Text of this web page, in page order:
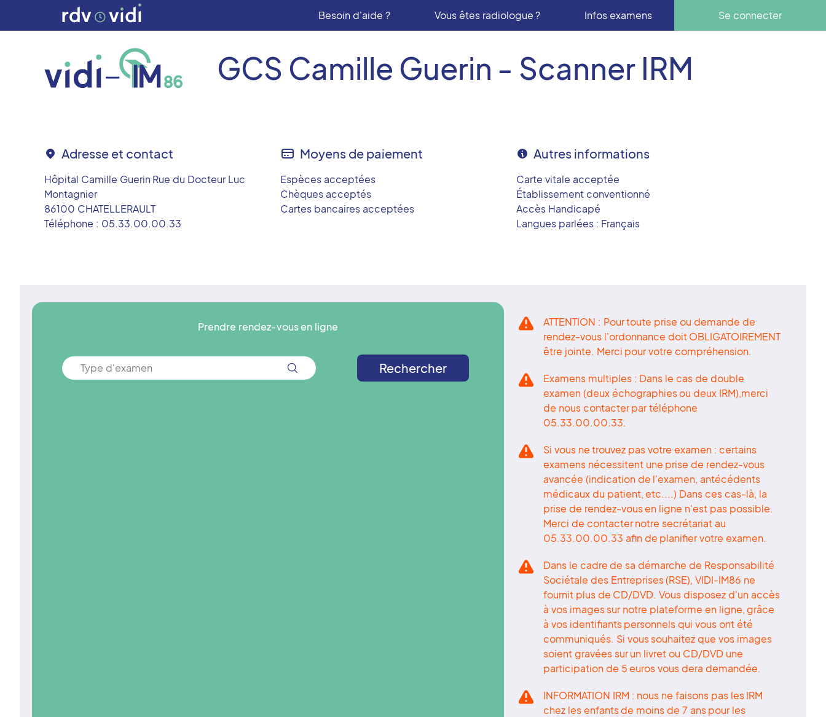
Besoin d'aide ? Vous êtes radiologue ? Infos examens Se connecter
GCS Camille Guerin - Scanner IRM
Adresse et contact
Hôpital Camille Guerin Rue du Docteur Luc
Montagnier
86100 CHATELLERAULT
Téléphone : 05.33.00.00.33
Moyens de paiement
Espèces acceptées
Chèques acceptés
Cartes bancaires acceptées
Autres informations
Carte vitale acceptée
Établissement conventionné
Accès Handicapé
Langues parlées : Français
Prendre rendez-vous en ligne
Type d'examen Rechercher
ATTENTION : Pour toute prise ou demande de
rendez-vous l'ordonnance doit OBLIGATOIREMENT
être jointe. Merci pour votre compréhension.
Examens multiples : Dans le cas de double
examen (deux échographies ou deux IRM),merci
de nous contacter par téléphone
05.33.00.00.33.
Si vous ne trouvez pas votre examen : certains
examens nécessitent une prise de rendez-vous
avancée (indication de l'examen, antécédents
médicaux du patient, etc....) Dans ces cas-là, la
prise de rendez-vous en ligne n'est pas possible.
Merci de contacter notre secrétariat au
05.33.00.00.33 afin de planifier votre examen.
Dans le cadre de sa démarche de Responsabilité
Sociétale des Entreprises (RSE), VIDI-IM86 ne
fournit plus de CD/DVD. Vous disposez d'un accès
à vos images sur notre plateforme en ligne, grâce
à vos identifiants personnels qui vous ont été
communiqués. Si vous souhaitez que vos images
soient gravées sur un livret ou CD/DVD une
participation de 5 euros vous dera demandée.
INFORMATION IRM : nous ne faisons pas les IRM
chez les enfants de moins de 7 ans pour les